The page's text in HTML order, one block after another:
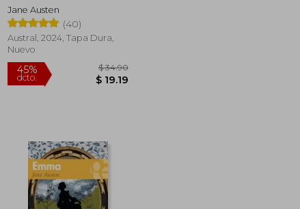
$ 29.10
$ 16.01
Jane Austen
(40)
Austral, 2024, Tapa Dura,
Nuevo
45%
dcto.